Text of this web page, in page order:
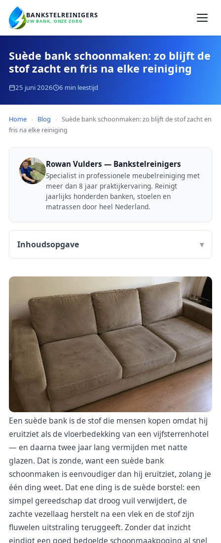
BANKSTELREINIGERS
UW BANK, ONZE ZORG
Suède bank schoonmaken: zo blijft de
stof zacht en fris na elke reiniging
25 juni 2026 6 min leestijd
Home › Blog › Suède bank schoonmaken: zo blijft de stof zacht en
fris na elke reiniging
Rowan Vulders — Bankstelreinigers
Specialist in professionele meubelreiniging met
meer dan 8 jaar praktijkervaring. Reinigt
jaarlijks honderden banken, stoelen en
matrassen door heel Nederland.
Een suède bank is de stof die mensen kopen omdat hij
eruitziet als de vloerbedekking van een vijfsterrenhotel
— en daarna twee jaar lang vermijden met natte
glazen. Dat is zonde, want een suède bank
schoonmaken is eenvoudiger dan hij eruitziet, zolang je
één ding weet. Dat ene ding is de suède borstel: een
simpel gereedschap dat droog vuil verwijdert, de
zachte vezellaag herstelt na een vlek en de stof zijn
fluwelen uitstraling teruggeeft. Zonder dat inzicht
eindigt een goed bedoelde schoonmaakpoging al snel
Inhoudsopgave